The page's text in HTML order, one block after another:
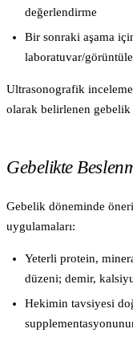
değerlendirme
Bir sonraki aşama
laboratuvar/
Ultrasonografik
olarak belirlenen gebelik
Gebelikte
Gebelik döneminde
uygulamaları:
Yeterli protein,
düzeni; demir,
Hekimin tavsiyesi